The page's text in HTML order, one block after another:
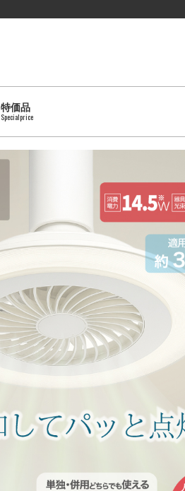
特価品
Specialprice